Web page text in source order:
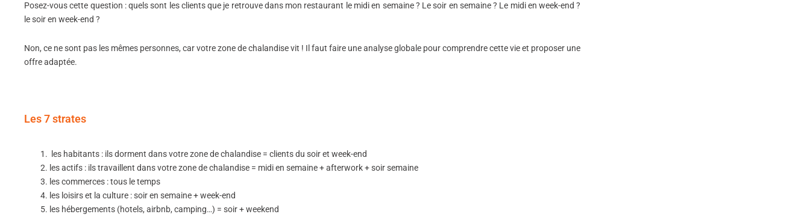
Posez-vous cette question : quels sont les clients que je retrouve dans mon restaurant le midi en semaine ? Le soir en semaine ? Le midi en week-end ?
le soir en week-end ?
Non, ce ne sont pas les mêmes personnes, car votre zone de chalandise vit ! Il faut faire une analyse globale pour comprendre cette vie et proposer une
offre adaptée.
Les 7 strates
les habitants : ils dorment dans votre zone de chalandise = clients du soir et week-end
les actifs : ils travaillent dans votre zone de chalandise = midi en semaine + afterwork + soir semaine
les commerces : tous le temps
les loisirs et la culture : soir en semaine + week-end
les hébergements (hotels, airbnb, camping…) = soir + weekend